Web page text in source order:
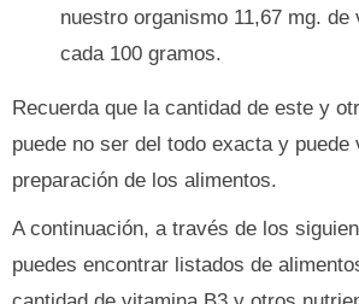
nuestro organismo 11,67 mg. de
cada 100 gramos.
Recuerda que la cantidad de este y
puede no ser del todo exacta y puede
preparación de los alimentos.
A continuación, a través de los
puedes encontrar listados de